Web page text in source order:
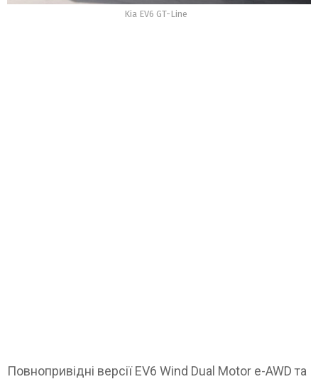
Kia EV6 GT-Line
Повнопривідні версії EV6 Wind Dual Motor e-AWD та